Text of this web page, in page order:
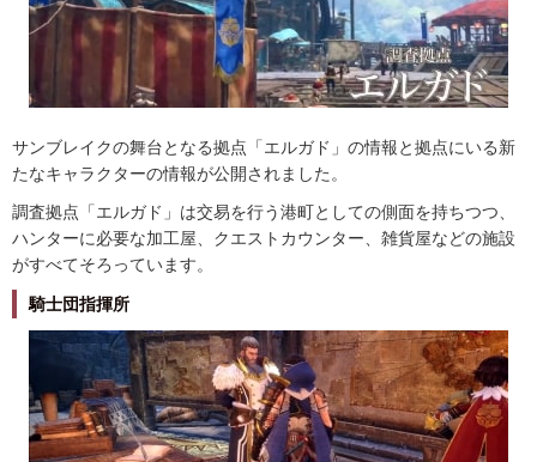
サンブレイクの舞台となる拠点「エルガド」の情報と拠点にいる新
たなキャラクターの情報が公開されました。
調査拠点「エルガド」は交易を行う港町としての側面を持ちつつ、
ハンターに必要な加工屋、クエストカウンター、雑貨屋などの施設
がすべてそろっています。
騎士団指揮所